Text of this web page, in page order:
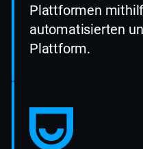
Plattformen
automatisierten
Plattform.